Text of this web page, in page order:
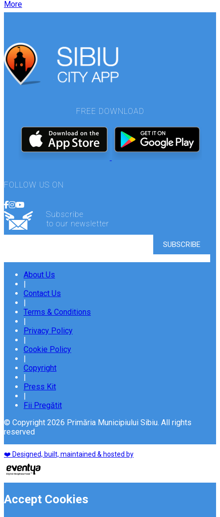
More
FREE DOWNLOAD
FOLLOW US ON
Subscribe
to our newsletter
About Us
|
Contact Us
|
Terms & Conditions
|
Privacy Policy
|
Cookie Policy
|
Copyright
|
Press Kit
|
Fii Pregătit
© Copyright 2026 Primăria Municipiului Sibiu. All rights
reserved
❤️ Designed, built, maintained & hosted by
Accept Cookies